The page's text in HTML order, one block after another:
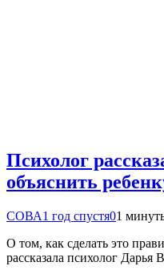
Психолог
объяснить
СОВА1 год спустя01
О том, как сделать это
рассказала психолог Дарья